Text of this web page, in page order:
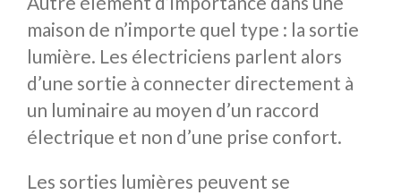
maison de n’importe quel type : la sortie
lumière. Les électriciens parlent alors
d’une sortie à connecter directement à
un luminaire au moyen d’un raccord
électrique et non d’une prise confort.
Les sorties lumières peuvent se